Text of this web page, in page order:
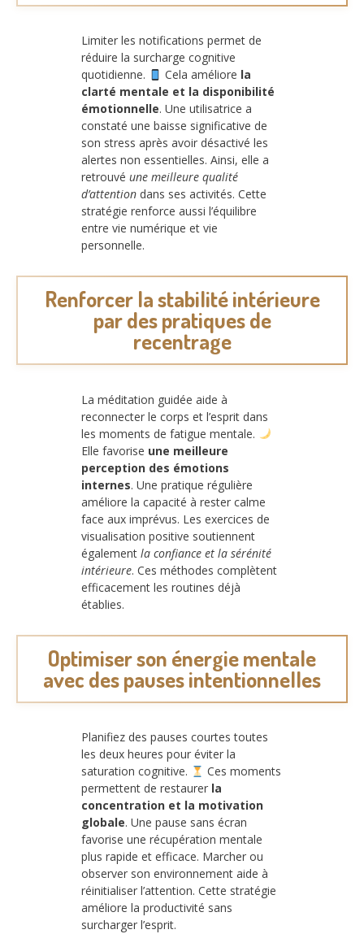
Limiter les notifications permet de
réduire la surcharge cognitive
quotidienne.
Cela améliore la
clarté mentale et la disponibilité
émotionnelle. Une utilisatrice a
constaté une baisse significative de
son stress après avoir désactivé les
alertes non essentielles. Ainsi, elle a
retrouvé une meilleure qualité
d’attention dans ses activités. Cette
stratégie renforce aussi l’équilibre
entre vie numérique et vie
personnelle.
Renforcer la stabilité intérieure
par des pratiques de
recentrage
La méditation guidée aide à
reconnecter le corps et l’esprit dans
les moments de fatigue mentale.
Elle favorise une meilleure
perception des émotions
internes. Une pratique régulière
améliore la capacité à rester calme
face aux imprévus. Les exercices de
visualisation positive soutiennent
également la confiance et la sérénité
intérieure. Ces méthodes complètent
efficacement les routines déjà
établies.
Optimiser son énergie mentale
avec des pauses intentionnelles
Planifiez des pauses courtes toutes
les deux heures pour éviter la
saturation cognitive.
Ces moments
permettent de restaurer la
concentration et la motivation
globale. Une pause sans écran
favorise une récupération mentale
plus rapide et efficace. Marcher ou
observer son environnement aide à
réinitialiser l’attention. Cette stratégie
améliore la productivité sans
surcharger l’esprit.